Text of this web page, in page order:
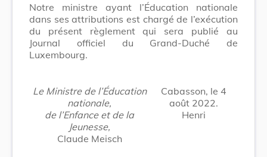
Notre ministre ayant l’Éducation nationale
dans ses attributions est chargé de l’exécution
du présent règlement qui sera publié au
Journal officiel du Grand-Duché de
Luxembourg.
Le Ministre de l’Éducation
nationale,
de l’Enfance et de la
Jeunesse,
Claude Meisch
Cabasson, le 4
août 2022.
Henri